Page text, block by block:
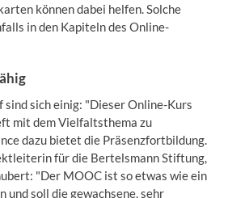
können dabei helfen. Solche
in den Kapiteln des Online-
sind sich einig: "Dieser Online-Kurs
mit dem Vielfaltsthema zu
dazu bietet die Präsenzfortbildung.
für die Bertelsmann Stiftung,
"Der MOOC ist so etwas wie ein
und soll die gewachsene, sehr